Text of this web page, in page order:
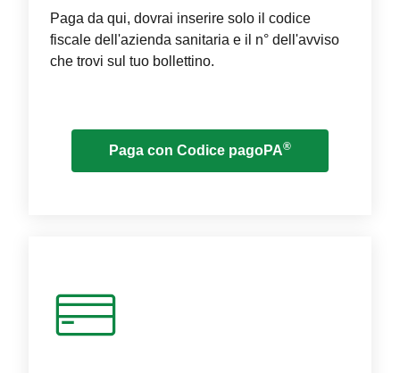
Paga da qui, dovrai inserire solo il codice
fiscale dell'azienda sanitaria e il n° dell'avviso
che trovi sul tuo bollettino.
Paga con Codice pagoPA®